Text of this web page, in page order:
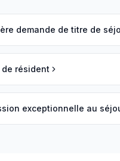
demande de titre de
de résident
exceptionnelle au